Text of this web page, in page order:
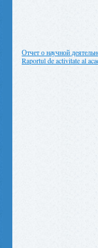
Отчет о научной
Raportul de activitate al